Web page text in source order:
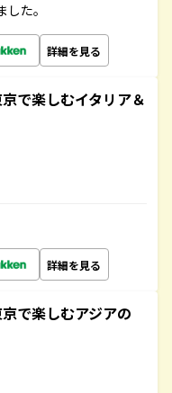
た。
詳細を見る
で楽しむイタリア＆
詳細を見る
で楽しむアジアの